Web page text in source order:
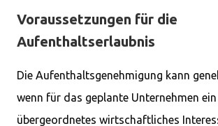
Voraussetzungen für die
Aufenthaltserlaubnis
Die Aufenthaltsgenehmigung kann
wenn für das geplante Unternehmen ein
übergeordnetes wirtschaftliches